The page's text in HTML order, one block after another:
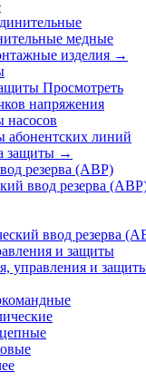
медные
изделия →
Просмотреть
напряжения
насосов
абонентских линий
защиты →
резерва (АВР)
ввод резерва
ввод резерва
и защиты
управления и